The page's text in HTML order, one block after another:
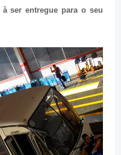
ser entregue para o seu